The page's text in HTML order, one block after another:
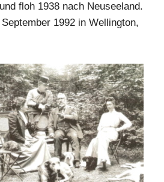
floh 1938 nach Neuseeland.
1992 in Wellington,